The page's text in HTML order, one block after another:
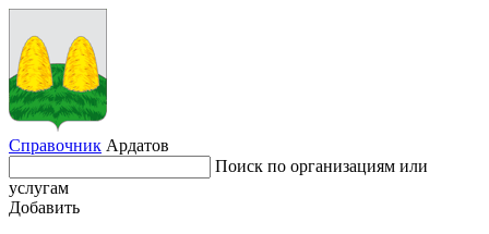
Справочник Ардатов
Поиск по организациям или
услугам
Добавить